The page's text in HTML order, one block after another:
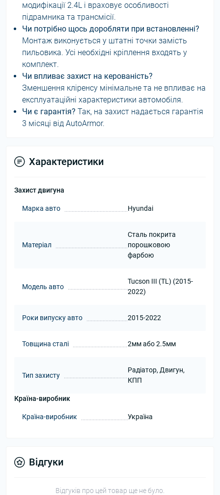
модифікації 2.4L і враховує особливості
підрамника та трансмісії.
Чи потрібно щось доробляти при встановленні?
Монтаж виконується у штатні точки замість
пильовика. Усі необхідні кріплення входять у
комплект.
Чи впливає захист на керованість?
Зменшення кліренсу мінімальне та не впливає на
експлуатаційні характеристики автомобіля.
Чи є гарантія? Так, на захист надається гарантія
3 місяці від AutoArmor.
Характеристики
Захист двигуна
Марка авто Hyundai
Матеріал
Сталь покрита
порошковою
фарбою
Модель авто
Tucson III (TL) (2015-
2022)
Роки випуску авто 2015-2022
Товщина сталі 2мм або 2.5мм
Тип захисту
Радіатор, Двигун,
КПП
Країна-виробник
Країна-виробник Україна
Відгуки
Відгуків про цей товар ще не було.